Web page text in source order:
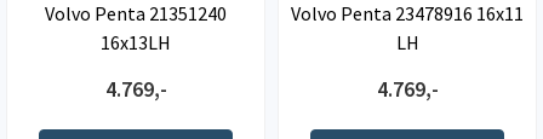
Volvo Penta 21351240
16x13LH
4.769,-
Volvo Penta 23478916 16x11
LH
4.769,-